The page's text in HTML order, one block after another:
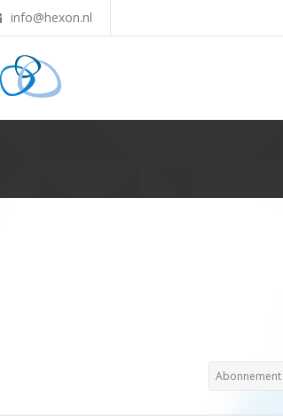
info@hexon.nl
Abonnement